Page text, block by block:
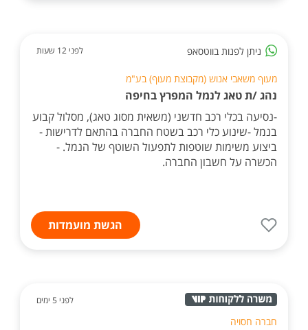
ניתן לפנות בווטסאפ לפני 12 שעות
מעוף משאבי אנוש (מקבוצת מעוף) בע"מ
נהג /ת טאג לנמל המפרץ בחיפה
-נסיעה בכלי רכב חדשני (משאית מסוג טאג), מסלול קבוע
בנמל -שינוע כלי רכב בשטח החברה בהתאם לדרישות -
ביצוע משימות שוטפות לתפעול השוטף של הנמל. -
הכשרה על חשבון החברה.
הגשת מועמדות
לפני 5 ימים
חברה חסויה